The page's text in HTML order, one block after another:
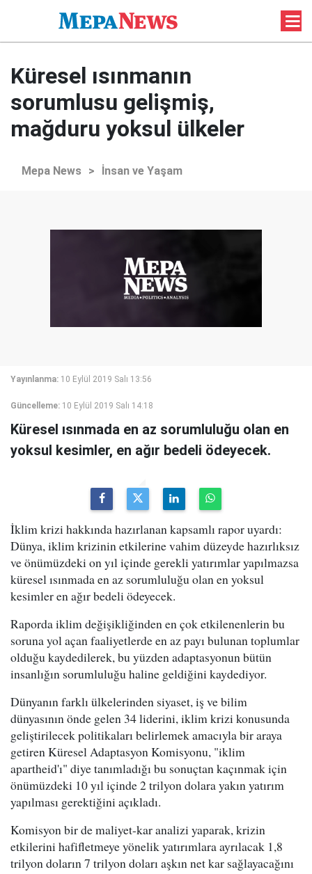
Küresel ısınmanın
sorumlusu gelişmiş,
mağduru yoksul ülkeler
Mepa News > İnsan ve Yaşam
Yayınlanma: 10 Eylül 2019 Salı 13:56
Güncelleme: 10 Eylül 2019 Salı 14:18
Küresel ısınmada en az sorumluluğu olan en
yoksul kesimler, en ağır bedeli ödeyecek.
İklim krizi hakkında hazırlanan kapsamlı rapor uyardı:
Dünya, iklim krizinin etkilerine vahim düzeyde hazırlıksız
ve önümüzdeki on yıl içinde gerekli yatırımlar yapılmazsa
küresel ısınmada en az sorumluluğu olan en yoksul
kesimler en ağır bedeli ödeyecek.
Raporda iklim değişikliğinden en çok etkilenenlerin bu
soruna yol açan faaliyetlerde en az payı bulunan toplumlar
olduğu kaydedilerek, bu yüzden adaptasyonun bütün
insanlığın sorumluluğu haline geldiğini kaydediyor.
Dünyanın farklı ülkelerinden siyaset, iş ve bilim
dünyasının önde gelen 34 liderini, iklim krizi konusunda
geliştirilecek politikaları belirlemek amacıyla bir araya
getiren Küresel Adaptasyon Komisyonu, "iklim
apartheid'ı" diye tanımladığı bu sonuçtan kaçınmak için
önümüzdeki 10 yıl içinde 2 trilyon dolara yakın yatırım
yapılması gerektiğini açıkladı.
Komisyon bir de maliyet-kar analizi yaparak, krizin
etkilerini hafifletmeye yönelik yatırımlara ayrılacak 1,8
trilyon doların 7 trilyon doları aşkın net kar sağlayacağını